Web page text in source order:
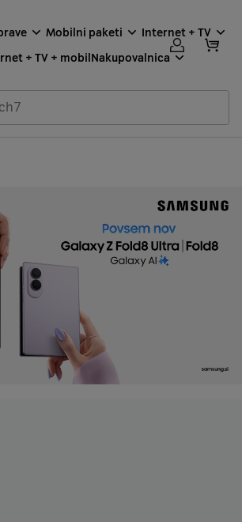
Mobilni paketi
Internet + TV
+ TV + mobilNakupovalnica